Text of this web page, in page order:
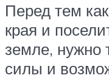
Перед тем
края и
земле, нужно
силы и